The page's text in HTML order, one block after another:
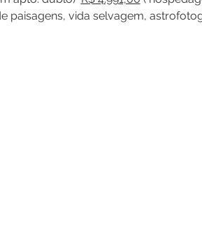
paisagens, vida selvagem,